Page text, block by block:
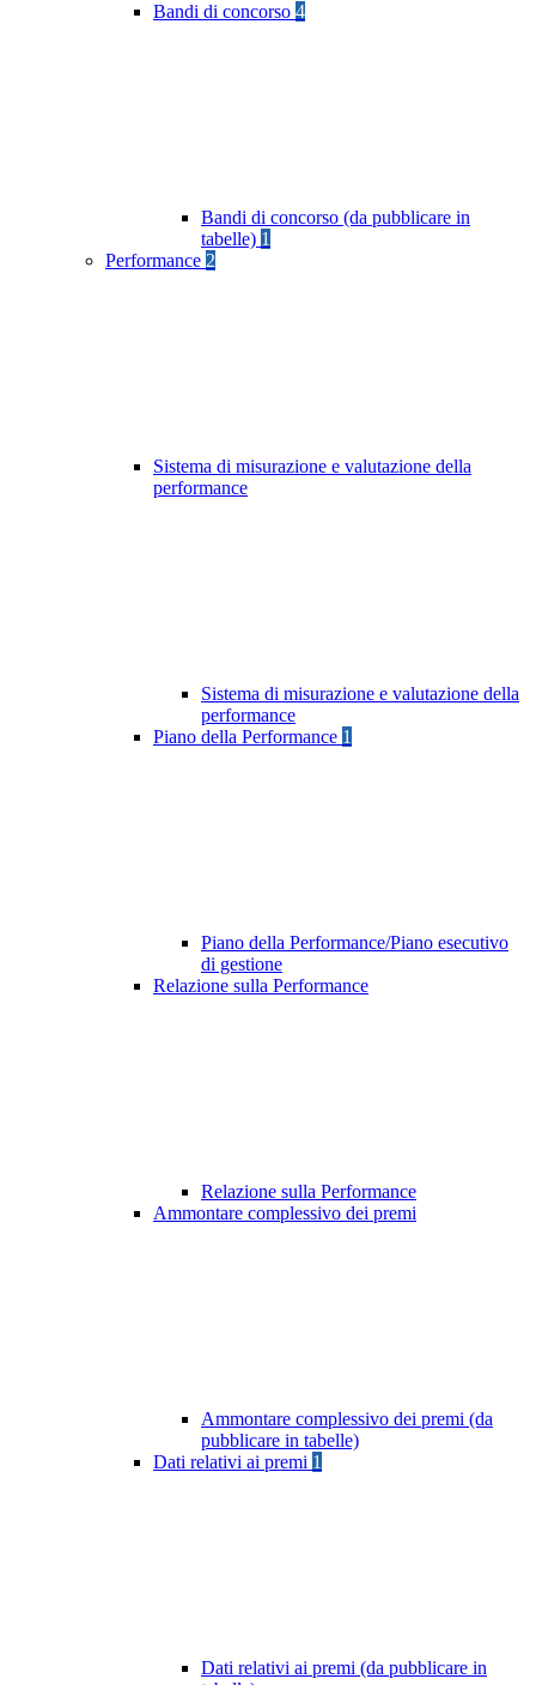
Bandi di concorso 4
Bandi di concorso (da pubblicare in
tabelle) 1
Performance 2
Sistema di misurazione e valutazione della
performance
Sistema di misurazione e valutazione della
performance
Piano della Performance 1
Piano della Performance/Piano esecutivo
di gestione
Relazione sulla Performance
Relazione sulla Performance
Ammontare complessivo dei premi
Ammontare complessivo dei premi (da
pubblicare in tabelle)
Dati relativi ai premi 1
Dati relativi ai premi (da pubblicare in